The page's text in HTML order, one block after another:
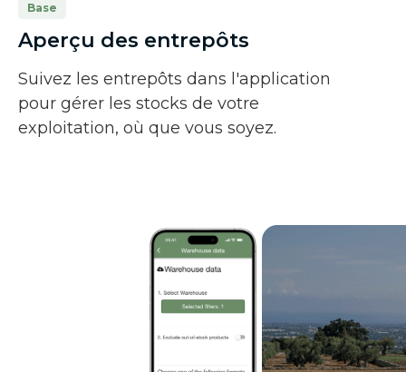
Base
Aperçu des entrepôts
Suivez les entrepôts dans l'application
pour gérer les stocks de votre
exploitation, où que vous soyez.